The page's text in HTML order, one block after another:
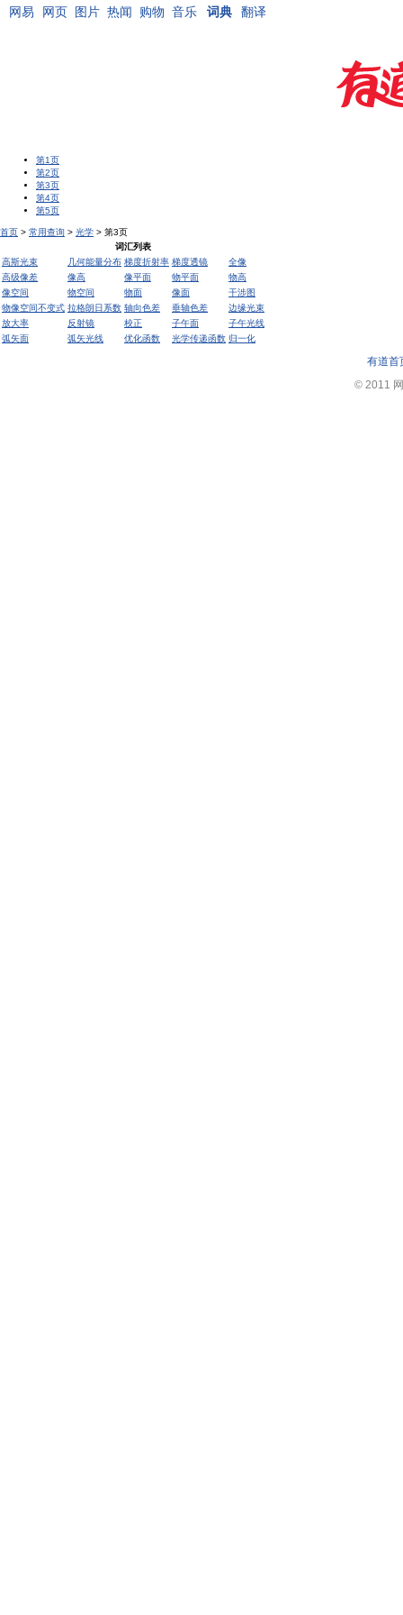
网易 网页 图片 热闻 购物 音乐 词典 翻译
第1页
第2页
第3页
第4页
第5页
首页 > 常用查询 > 光学 > 第3页
词汇列表
高斯光束
几何能量分布 梯度折射率 梯度透镜
全像
高级像差
像高 像平面 物平面
物高
像空间
物空间 物面 像面
干涉图
物像空间不变式 拉格朗日系数 轴向色差 垂轴色差
边缘光束
放大率
反射镜 校正 子午面
子午光线
弧矢面
弧矢光线 优化函数 光学传递函数 归一化
有道首
© 2011